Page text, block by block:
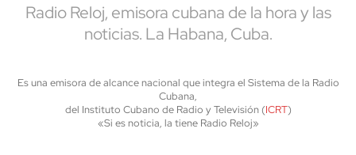
Radio Reloj, emisora cubana de la hora y las
noticias. La Habana, Cuba.
Es una emisora de alcance nacional que integra el Sistema de la Radio
Cubana,
del Instituto Cubano de Radio y Televisión (ICRT)
«Si es noticia, la tiene Radio Reloj»